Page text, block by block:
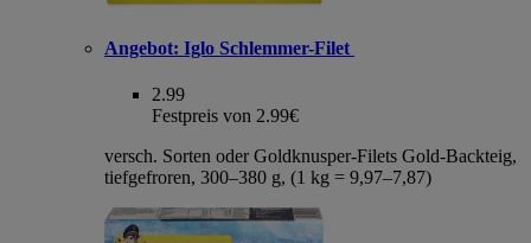
Angebot: Iglo Schlemmer-Filet
2.99
Festpreis von 2.99€
versch. Sorten oder Goldknusper-Filets Gold-Backteig,
tiefgefroren, 300–380 g, (1 kg = 9,97–7,87)